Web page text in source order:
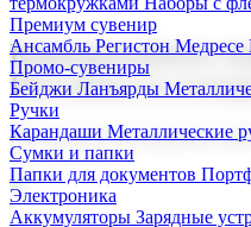
Премиум сувенир
Ансамбль Регистон
Промо-сувениры
Бейджи Ланъярды
Ручки
Карандаши Металлические
Сумки и папки
Папки для документов
Электроника
Аккумуляторы Зарядные
Корпоративные
Поставка со
Мы предлагаем широкий